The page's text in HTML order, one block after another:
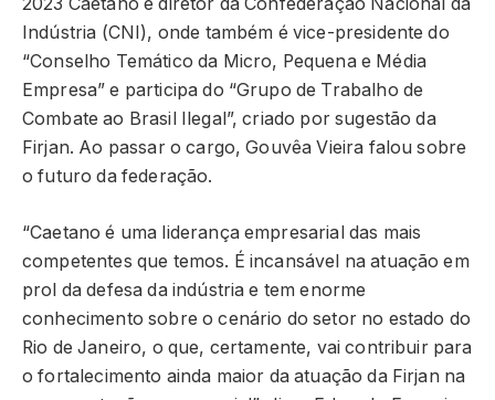
2023 Caetano é diretor da Confederação Nacional da
Indústria (CNI), onde também é vice-presidente do
“Conselho Temático da Micro, Pequena e Média
Empresa” e participa do “Grupo de Trabalho de
Combate ao Brasil Ilegal”, criado por sugestão da
Firjan. Ao passar o cargo, Gouvêa Vieira falou sobre
o futuro da federação.
“Caetano é uma liderança empresarial das mais
competentes que temos. É incansável na atuação em
prol da defesa da indústria e tem enorme
conhecimento sobre o cenário do setor no estado do
Rio de Janeiro, o que, certamente, vai contribuir para
o fortalecimento ainda maior da atuação da Firjan na